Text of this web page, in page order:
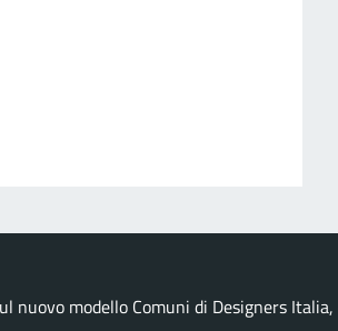
nuovo modello Comuni di Designers